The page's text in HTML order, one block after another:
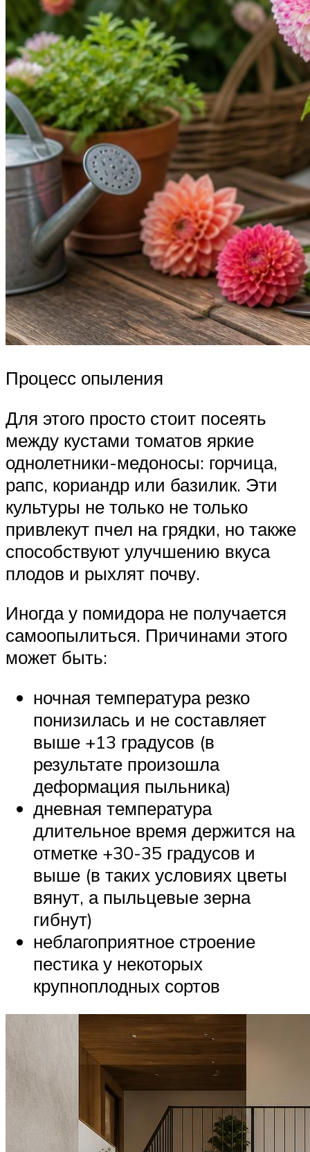
Процесс опыления
Для этого просто стоит посеять
между кустами томатов яркие
однолетники-медоносы: горчица,
рапс, кориандр или базилик. Эти
культуры не только не только
привлекут пчел на грядки, но также
способствуют улучшению вкуса
плодов и рыхлят почву.
Иногда у помидора не получается
самоопылиться. Причинами этого
может быть:
ночная температура резко
понизилась и не составляет
выше +13 градусов (в
результате произошла
деформация пыльника)
дневная температура
длительное время держится на
отметке +30-35 градусов и
выше (в таких условиях цветы
вянут, а пыльцевые зерна
гибнут)
неблагоприятное строение
пестика у некоторых
крупноплодных сортов